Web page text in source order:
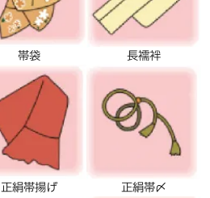
帯袋 長襦袢
正絹帯揚げ 正絹帯〆